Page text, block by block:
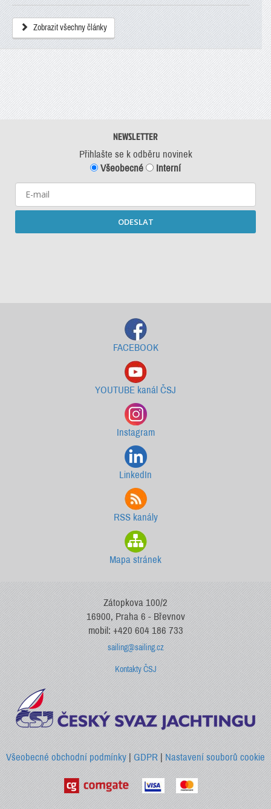
Zobrazit všechny články
NEWSLETTER
Přihlašte se k odběru novinek
Všeobecné
Interní
ODESLAT
FACEBOOK
YOUTUBE kanál ČSJ
Instagram
LinkedIn
RSS kanály
Mapa stránek
Zátopkova 100/2
16900, Praha 6 - Břevnov
mobil: +420 604 186 733
sailing@sailing.cz
Kontakty ČSJ
Všeobecné obchodní podmínky| GDPR|Nastavení souborů cookie